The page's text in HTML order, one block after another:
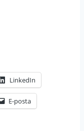
LinkedIn
E-posta